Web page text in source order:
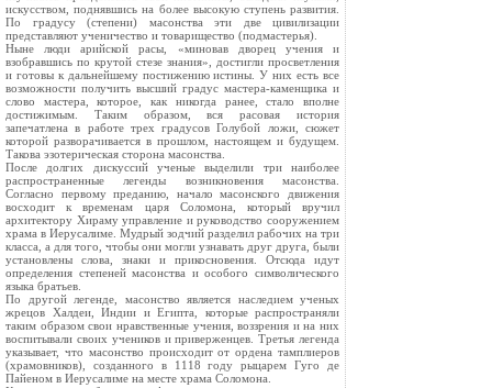
искусством, поднявшись на более высокую ступень развития.
По градусу (степени) масонства эти две цивилизации
представляют ученичество и товарищество (подмастерья).
Ныне люди арийской расы, «миновав дворец учения и
взобравшись по крутой стезе знания», достигли просветления
и готовы к дальнейшему постижению истины. У них есть все
возможности получить высший градус мастера-каменщика и
слово мастера, которое, как никогда ранее, стало вполне
достижимым. Таким образом, вся расовая история
запечатлена в работе трех градусов Голубой ложи, сюжет
которой разворачивается в прошлом, настоящем и будущем.
Такова эзотерическая сторона масонства.
После долгих дискуссий ученые выделили три наиболее
распространенные легенды возникновения масонства.
Согласно первому преданию, начало масонского движения
восходит к временам царя Соломона, который вручил
архитектору Хираму управление и руководство сооружением
храма в Иерусалиме. Мудрый зодчий разделил рабочих на три
класса, а для того, чтобы они могли узнавать друг друга, были
установлены слова, знаки и прикосновения. Отсюда идут
определения степеней масонства и особого символического
языка братьев.
По другой легенде, масонство является наследием ученых
жрецов Халдеи, Индии и Египта, которые распространяли
таким образом свои нравственные учения, воззрения и на них
воспитывали своих учеников и приверженцев. Третья легенда
указывает, что масонство происходит от ордена тамплиеров
(храмовников), созданного в 1118 году рыцарем Гуго де
Пайеном в Иерусалиме на месте храма Соломона.